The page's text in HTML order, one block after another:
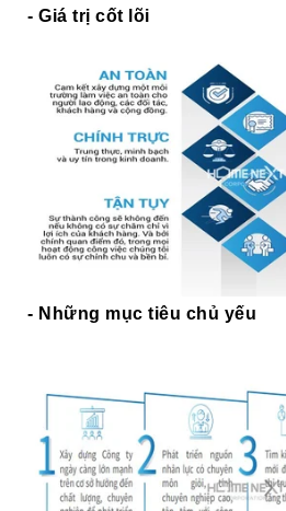
- Giá trị cốt lõi
- Những mục tiêu chủ yếu